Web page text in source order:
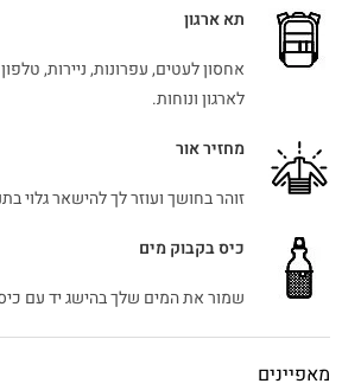
תא ארגון
אחסון לעטים, עפרונות, ניירות,
לארגון ונוחות.
מחזיר אור
זוהר בחושך ועוזר לך להישאר גלוי
כיס בקבוק מים
שמור את המים שלך בהישג יד עם
מאפיינים